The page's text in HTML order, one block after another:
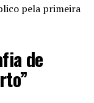
pela primeira
de